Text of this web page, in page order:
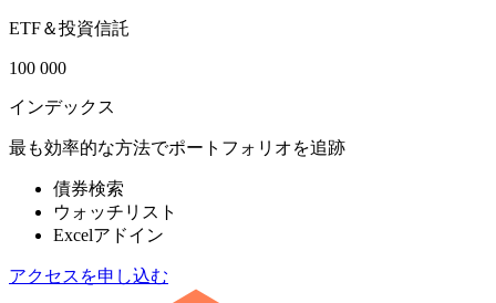
ETF＆投資信託
100 000
インデックス
最も効率的な方法でポートフォリオを追跡
債券検索
ウォッチリスト
Excelアドイン
アクセスを申し込む